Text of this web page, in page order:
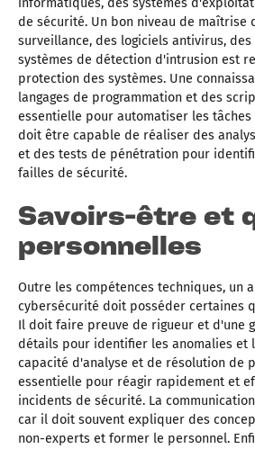
informatiques, des systèmes
de sécurité. Un bon niveau de maîtrise
surveillance, des logiciels antivirus,
systèmes de détection d'intrusion est
protection des systèmes. Une
langages de programmation et des
essentielle pour automatiser les
doit être capable de réaliser des
et des tests de pénétration pour
failles de sécurité.
Savoirs-être et
personnelles
Outre les compétences techniques, un
cybersécurité doit posséder certaines
Il doit faire preuve de rigueur et d'une
détails pour identifier les anomalies et
capacité d'analyse et de résolution de
essentielle pour réagir rapidement et
incidents de sécurité. La
car il doit souvent expliquer des
non-experts et former le personnel.